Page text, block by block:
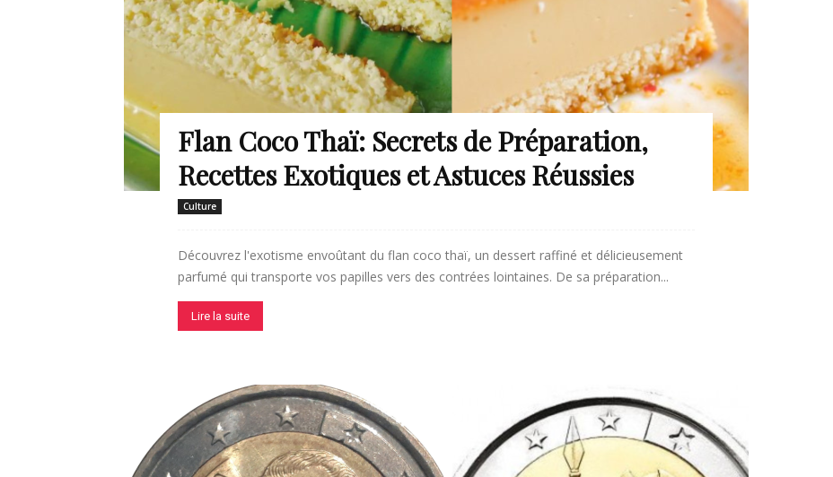
Flan Coco Thaï: Secrets de Préparation,
Recettes Exotiques et Astuces Réussies
Culture
Découvrez l'exotisme envoûtant du flan coco thaï, un dessert raffiné et délicieusement
parfumé qui transporte vos papilles vers des contrées lointaines. De sa préparation...
Lire la suite